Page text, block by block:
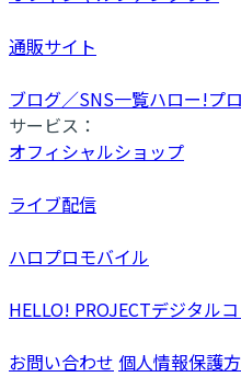
通販サイト
ブログ／SNS一覧ハロー!プ
サービス：
オフィシャルショップ
ライブ配信
ハロプロモバイル
HELLO! PROJECTデジタル
お問い合わせ 個人情報保護